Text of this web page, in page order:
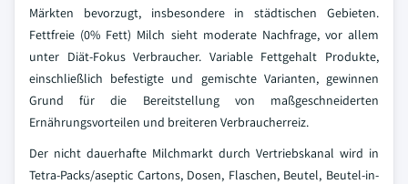
Märkten bevorzugt, insbesondere in städtischen Gebieten.
Fettfreie (0% Fett) Milch sieht moderate Nachfrage, vor allem
unter Diät-Fokus Verbraucher. Variable Fettgehalt Produkte,
einschließlich befestigte und gemischte Varianten, gewinnen
Grund für die Bereitstellung von maßgeschneiderten
Ernährungsvorteilen und breiteren Verbraucherreiz.
Der nicht dauerhafte Milchmarkt durch Vertriebskanal wird in
Tetra-Packs/aseptic Cartons, Dosen, Flaschen, Beutel, Beutel-in-